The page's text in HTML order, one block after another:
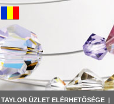
TAYLOR ÜZLET ELÉRHETŐSÉGE